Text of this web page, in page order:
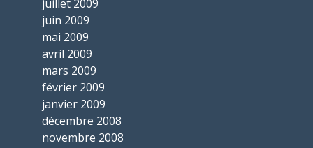
juillet 2009
juin 2009
mai 2009
avril 2009
mars 2009
février 2009
janvier 2009
décembre 2008
novembre 2008